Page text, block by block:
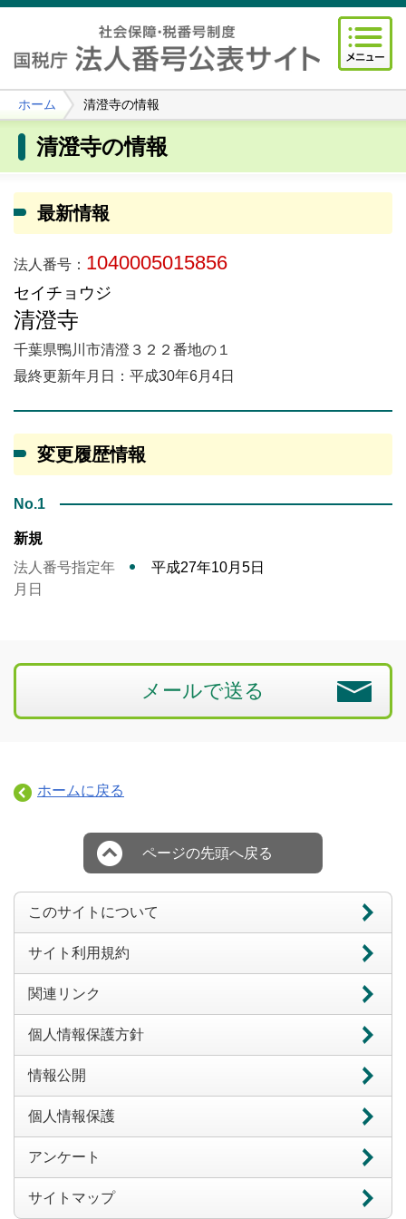
ホーム 清澄寺の情報
清澄寺の情報
最新情報
法人番号： 1040005015856
セイチョウジ
清澄寺
千葉県鴨川市清澄３２２番地の１
最終更新年月日：平成30年6月4日
変更履歴情報
No.1
新規
法人番号指定年
月日
平成27年10月5日
メールで送る
ホームに戻る
ページの先頭へ戻る
このサイトについて
サイト利用規約
関連リンク
個人情報保護方針
情報公開
個人情報保護
アンケート
サイトマップ